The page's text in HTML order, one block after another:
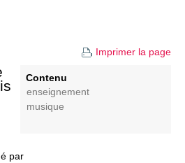
Imprimer la page
Contenu
enseignement
musique
par